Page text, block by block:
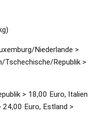
Niederlande >
Tschechische/Republik >
> 18,00 Euro, Italien
24,00 Euro, Estland >